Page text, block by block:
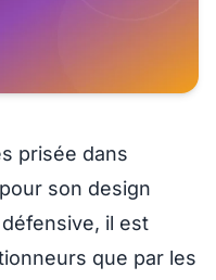
prisée dans
son design
il est
que par les